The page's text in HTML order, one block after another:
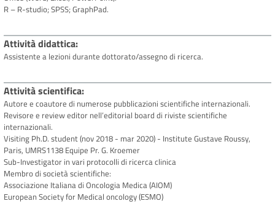
R – R-studio; SPSS; GraphPad.
Attività didattica
Assistente a lezioni durante dottorato/assegno di ricerca.
Attività scientifica
Autore e coautore di numerose pubblicazioni scientifiche internazionali.
Revisore e review editor nell’editorial board di riviste scientifiche
internazionali.
Visiting Ph.D. student (nov 2018 - mar 2020) - Institute Gustave Roussy,
Paris, UMRS1138 Equipe Pr. G. Kroemer
Sub-Investigator in vari protocolli di ricerca clinica
Membro di società scientifiche:
Associazione Italiana di Oncologia Medica (AIOM)
European Society for Medical oncology (ESMO)